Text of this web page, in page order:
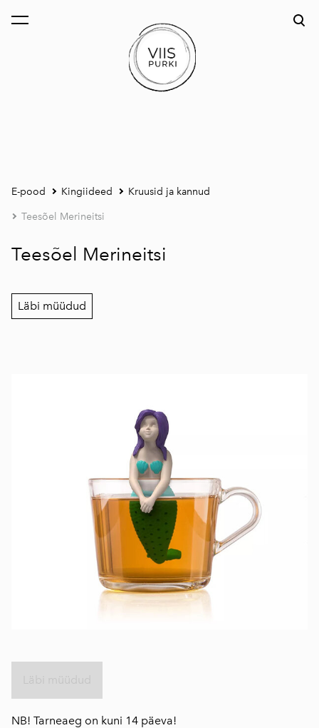
lisati ostukorvi. Vaata ostukorvi
E-pood Kingiideed Kruusid ja kannud
Teesõel Merineitsi
Teesõel Merineitsi
Läbi müüdud
NB! Tarneaeg on kuni 14 päeva!